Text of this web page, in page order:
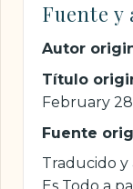
Fuente
Autor
Título
February 28
Fuente
Traducido y